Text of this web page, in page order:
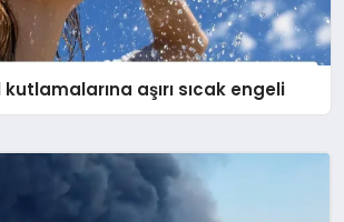
kutlamalarına aşırı sıcak engeli